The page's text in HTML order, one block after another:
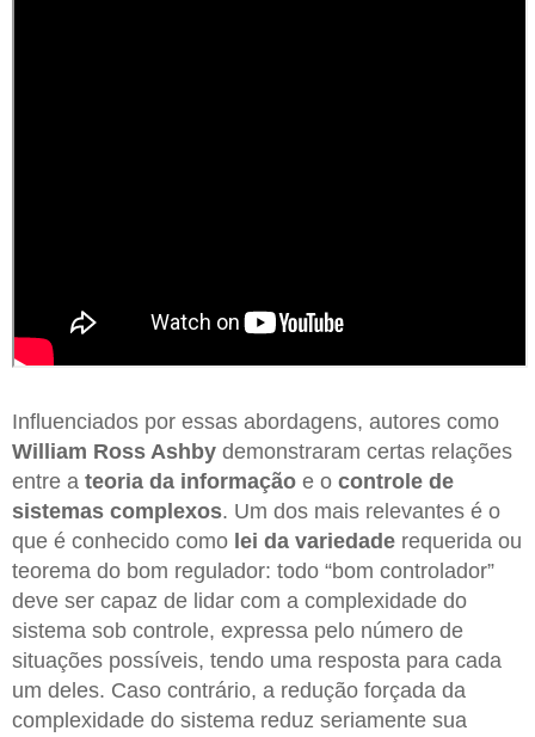
Influenciados por essas abordagens, autores como
William Ross Ashby demonstraram certas relações
entre a teoria da informação e o controle de
sistemas complexos. Um dos mais relevantes é o
que é conhecido como lei da variedade requerida ou
teorema do bom regulador: todo “bom controlador”
deve ser capaz de lidar com a complexidade do
sistema sob controle, expressa pelo número de
situações possíveis, tendo uma resposta para cada
um deles. Caso contrário, a redução forçada da
complexidade do sistema reduz seriamente sua